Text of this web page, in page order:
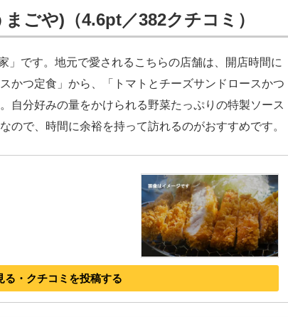
ごや)（4.6pt／382クチコミ）
です。地元で愛されるこちらの店舗は、開店時間に
かつ定食」から、「トマトとチーズサンドロースかつ
自分好みの量をかけられる野菜たっぷりの特製ソース
ので、時間に余裕を持って訪れるのがおすすめです。
る・クチコミを投稿する